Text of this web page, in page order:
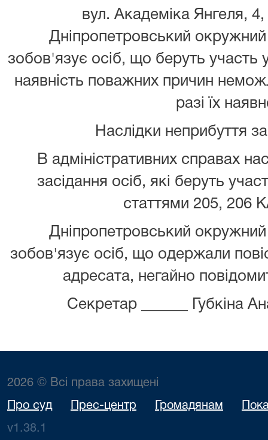
вул. Академіка Янгеля,
Дніпропетровський окружний
зобов'язує осіб, що беруть участь
наявність поважних причин
разі їх
Наслідки неприбуття
В адміністративних справах
засідання осіб, які беруть
статтями 205, 206
Дніпропетровський окружний
зобов'язує осіб, що одержали
адресата, негайно
Секретар ______ Губкіна
2026 © Всі права захищені
Про суд Прес-центр Громадянам
v1.38.1